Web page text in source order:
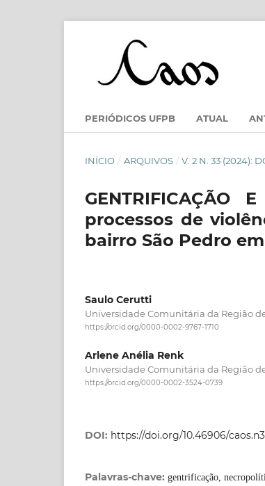
PERIÓDICOS UFPB ATUAL
INÍCIO / ARQUIVOS / V. 2 N. 33 (2024):
GENTRIFICAÇÃO
processos de
bairro São Pedro
Saulo Cerutti
Universidade Comunitária da Região
https://orcid.org/0000-0002-9767-1710
Arlene Anélia Renk
Universidade Comunitária da Região
https://orcid.org/0000-0002-3524-0739
DOI: https://doi.org/10.46906/
Palavras-chave: gentrificação,